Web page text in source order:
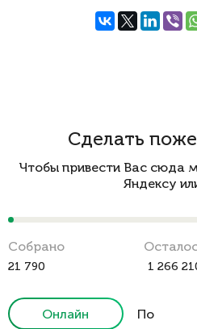
Сделать
Чтобы привести Вас сюда
Яндексу
Cобрано
21 790 1 266
Онлайн
По